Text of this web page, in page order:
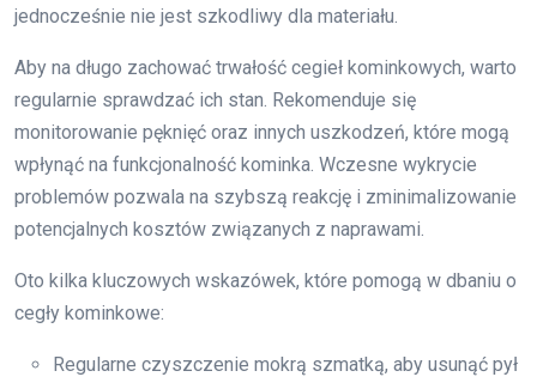
jednocześnie nie jest szkodliwy dla materiału.
Aby na długo zachować trwałość cegieł kominkowych, warto
regularnie sprawdzać ich stan. Rekomenduje się
monitorowanie pęknięć oraz innych uszkodzeń, które mogą
wpłynąć na funkcjonalność kominka. Wczesne wykrycie
problemów pozwala na szybszą reakcję i zminimalizowanie
potencjalnych kosztów związanych z naprawami.
Oto kilka kluczowych wskazówek, które pomogą w dbaniu o
cegły kominkowe:
Regularne czyszczenie mokrą szmatką, aby usunąć pył